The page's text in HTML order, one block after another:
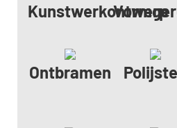
Kunstwerkontwerp
Ontbramen